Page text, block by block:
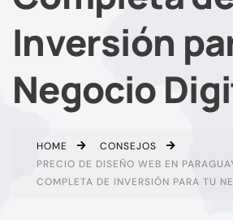
Inversión
Negocio
HOME
CONSEJOS
PRECIO DE DISEÑO WEB EN
COMPLETA DE INVERSIÓN PARA TU